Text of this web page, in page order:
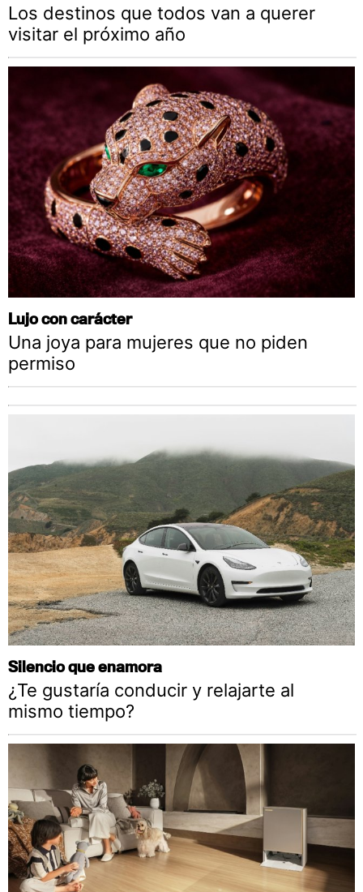
Los destinos que todos van a querer
visitar el próximo año
Lujo con carácter
Una joya para mujeres que no piden
permiso
Silencio que enamora
¿Te gustaría conducir y relajarte al
mismo tiempo?